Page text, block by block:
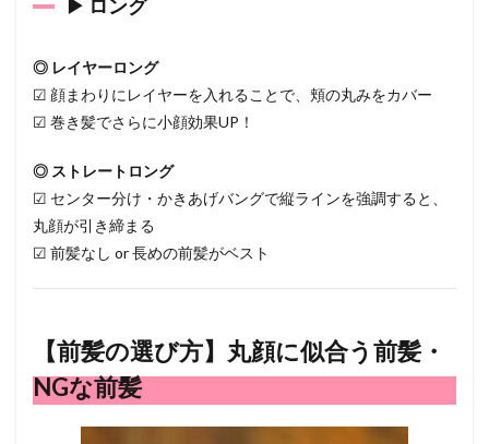
▶ ロング
◎ レイヤーロング
☑ 顔まわりにレイヤーを入れることで、頬の丸みをカバー
☑ 巻き髪でさらに小顔効果UP！
◎ ストレートロング
☑ センター分け・かきあげバングで縦ラインを強調すると、
丸顔が引き締まる
☑ 前髪なし or 長めの前髪がベスト
【前髪の選び方】丸顔に似合う前髪・
NGな前髪